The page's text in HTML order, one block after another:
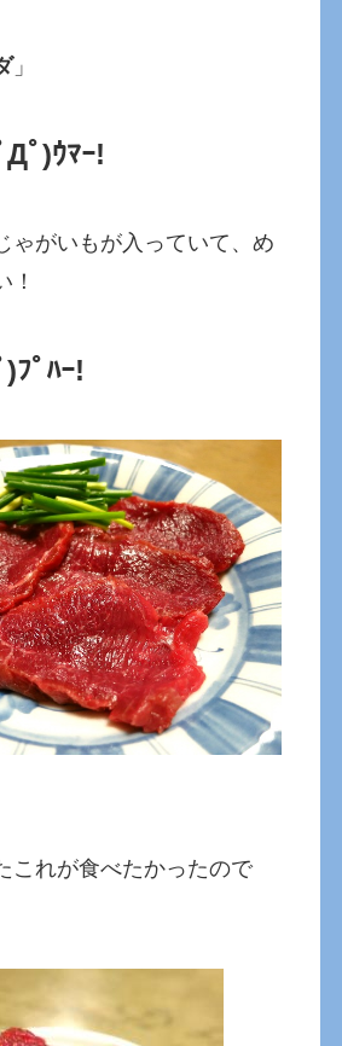
」
Дﾟ)ｳﾏｰ!
ゃがいもが入っていて、め
！
ﾌﾟﾊｰ!
これが食べたかったので